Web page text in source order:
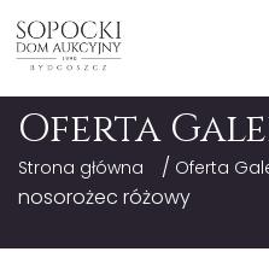
Oferta
Strona główna / Oferta
nosorożec różowy